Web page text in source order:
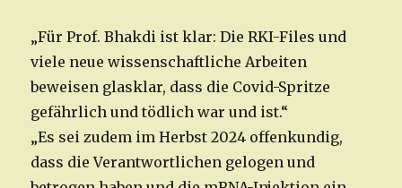
„Für Prof. Bhakdi ist klar: Die RKI-Files und
viele neue wissenschaftliche Arbeiten
beweisen glasklar, dass die Covid-Spritze
gefährlich und tödlich war und ist.“
„Es sei zudem im Herbst 2024 offenkundig,
dass die Verantwortlichen gelogen und